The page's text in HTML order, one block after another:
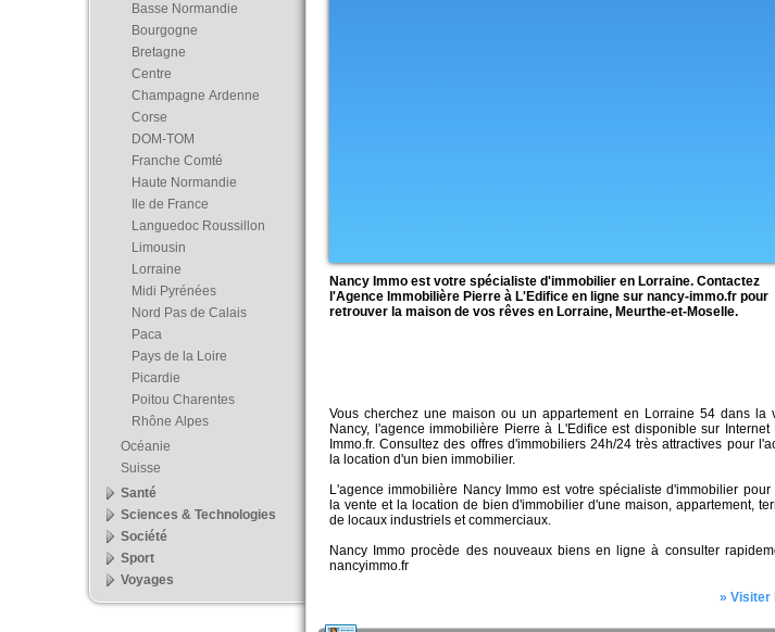
Nancy Immo est votre spécialiste d'immobilier en Lorraine. Contactez
l'Agence Immobilière Pierre à L'Edifice en ligne sur nancy-immo.fr pour
retrouver la maison de vos rêves en Lorraine, Meurthe-et-Moselle.
Vous cherchez une maison ou un appartement en Lorraine 54 dans la
Nancy, l'agence immobilière Pierre à L'Edifice est disponible sur Internet
Immo.fr. Consultez des offres d'immobiliers 24h/24 très attractives pour
la location d'un bien immobilier.
L'agence immobilière Nancy Immo est votre spécialiste d'immobilier pour
la vente et la location de bien d'immobilier d'une maison, appartement,
de locaux industriels et commerciaux.
Nancy Immo procède des nouveaux biens en ligne à consulter
nancyimmo.fr
» Visiter
Basse Normandie
Bourgogne
Bretagne
Centre
Champagne Ardenne
Corse
DOM-TOM
Franche Comté
Haute Normandie
Ile de France
Languedoc Roussillon
Limousin
Lorraine
Midi Pyrénées
Nord Pas de Calais
Paca
Pays de la Loire
Picardie
Poitou Charentes
Rhône Alpes
Océanie
Suisse
Santé
Sciences & Technologies
Société
Sport
Voyages